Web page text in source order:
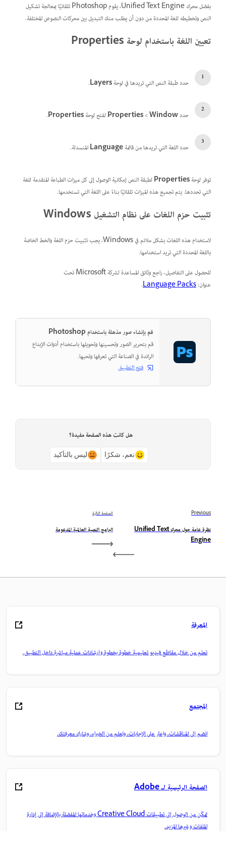
بفضل محرك Unified Text Engine، يقوم Photoshop تلقائيًا بمعالجة تشكيل
النص وتخطيطه للغة المحددة من دون أن يطلب منك التبديل بين محركات النصوص المختلفة.
تعيين اللغة باستخدام لوحة Properties
حدد طبقة النص التي تريدها في لوحةLayers
.
حددWindow
‏>
Propertiesلفتح لوحةProperties
.
حدد اللغة التي تريدها من قائمةLanguageالمنسدلة.
توفر لوحةPropertiesلطبقة النص إمكانية الوصول إلى كل ميزات الطباعة المتقدمة للغة
التي تحددها. يتم تجميع هذه الميزات تلقائيًا بناءً على اللغة التي تستخدمها.
تثبيت حزم اللغات على نظام التشغيل Windows
لاستخدام هذه اللغات بشكل ملائم في Windows، يجب تثبيت حزم اللغة والخط الخاصة
باللغة المحددة التي تريد استخدامها.
للحصول على التفاصيل، راجع وثائق المساعدة لشركة Microsoft تحت
عنوان:Language Packs
.
قم بإنشاء صور مذهلة باستخدام Photoshop
قم بتحرير الصور وتحسينها وتحويلها باستخدام أدوات الإبداع
الرائدة في الصناعة التي تعرفها وتحبها.
فتح التطبيق
هل كانت هذه الصفحة مفيدة؟
نعم، شكرًا ليس بالتأكيد
Previous
نظرة عامة حول محرك Unified Text
Engine
الصفحة التالية
البرامج النصية العالمية المدعومة
المعرفة
تعلم من خلال مقاطع فيديو تعليمية خطوة بخطوة وإرشادات عملية مباشرة داخل التطبيق.
المجتمع
انضم إلى المناقشات، واعثر على الإجابات، وتعلم من الخبراء، وشارك معرفتك.
الصفحة الرئيسية لـ Adobe
تمكّن من الوصول إلى تطبيقات Creative Cloud وخدماتها المفضلة بالإضافة إلى إدارة
الملفات وغيرها المزيد.